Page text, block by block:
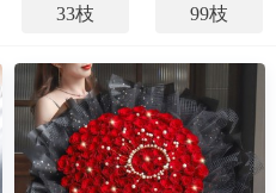
33枝 99枝